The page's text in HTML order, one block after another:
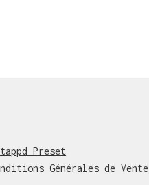
Preset
Générales de Vente